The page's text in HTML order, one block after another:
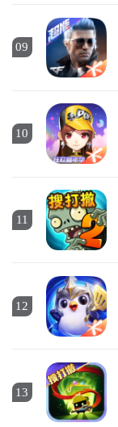
09
10
11
12
13